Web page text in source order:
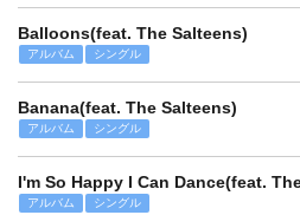
Balloons(feat. The Salteens)
アルバム シングル
Banana(feat. The Salteens)
アルバム シングル
I'm So Happy I Can Dance(feat.
アルバム シングル